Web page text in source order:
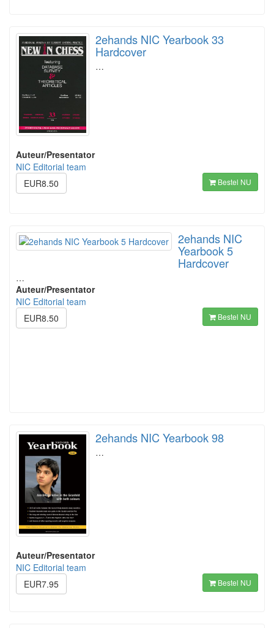
2ehands NIC Yearbook 33
Hardcover
…
Auteur/Presentator
NIC Editorial team
EUR8.50
Bestel NU
2ehands NIC
Yearbook 5
Hardcover
…
Auteur/Presentator
NIC Editorial team
EUR8.50
Bestel NU
2ehands NIC Yearbook 98
…
Auteur/Presentator
NIC Editorial team
EUR7.95
Bestel NU